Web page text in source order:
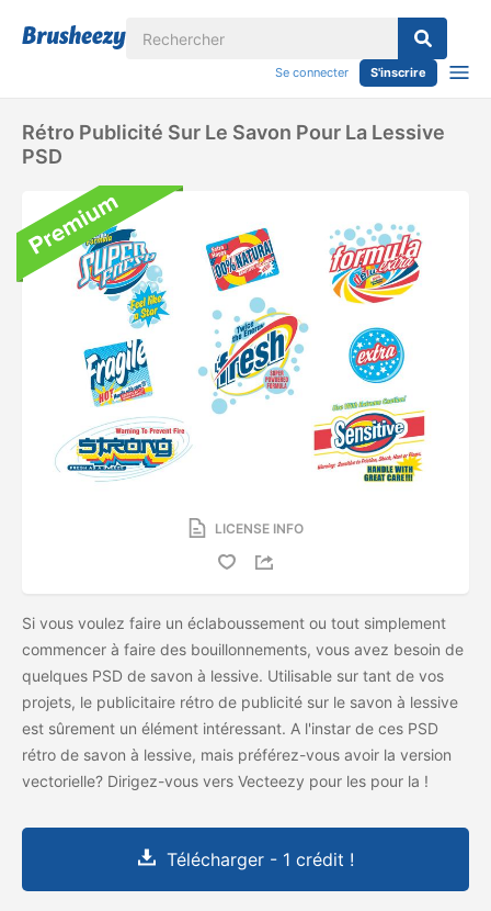
Se connecter S'inscrire
Rétro Publicité Sur Le Savon Pour La Lessive
PSD
LICENSE INFO
Si vous voulez faire un éclaboussement ou tout simplement
commencer à faire des bouillonnements, vous avez besoin de
quelques PSD de savon à lessive. Utilisable sur tant de vos
projets, le publicitaire rétro de publicité sur le savon à lessive
est sûrement un élément intéressant. A l'instar de ces PSD
rétro de savon à lessive, mais préférez-vous avoir la version
vectorielle? Dirigez-vous vers Vecteezy pour les pour la !
Télécharger - 1 crédit !